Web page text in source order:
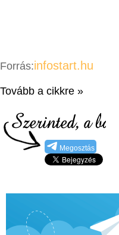
Forrás:infostart.hu
Tovább a cikkre »
Megosztás